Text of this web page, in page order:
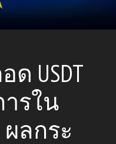
ด USDT
รใน
ลกระ